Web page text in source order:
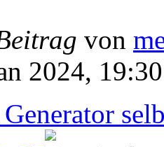
von
2024, 19:30